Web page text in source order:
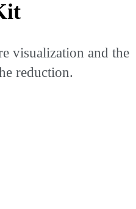
visualization and the
reduction.